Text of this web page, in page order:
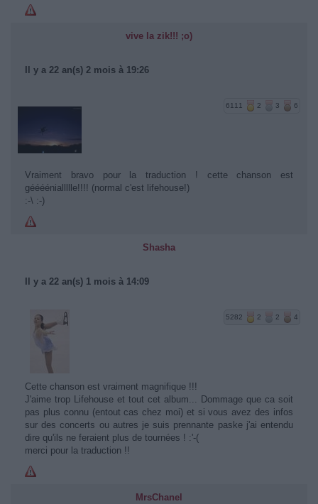
vive la zik!!! ;o)
Il y a 22 an(s) 2 mois à 19:26
6111 2 3 6
Vraiment bravo pour la traduction ! cette chanson est
gééééniallllle!!!! (normal c'est lifehouse!)
:-\ :-)
Shasha
Il y a 22 an(s) 1 mois à 14:09
5282 2 2 4
Cette chanson est vraiment magnifique !!!
J'aime trop Lifehouse et tout cet album... Dommage que ca soit
pas plus connu (entout cas chez moi) et si vous avez des infos
sur des concerts ou autres je suis prennante paske j'ai entendu
dire qu'ils ne feraient plus de tournées ! :'-(
merci pour la traduction !!
MrsChanel